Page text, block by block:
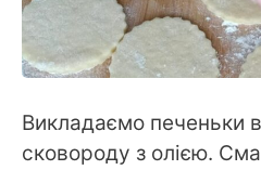
Викладаємо печеньки в
сковороду з олією.